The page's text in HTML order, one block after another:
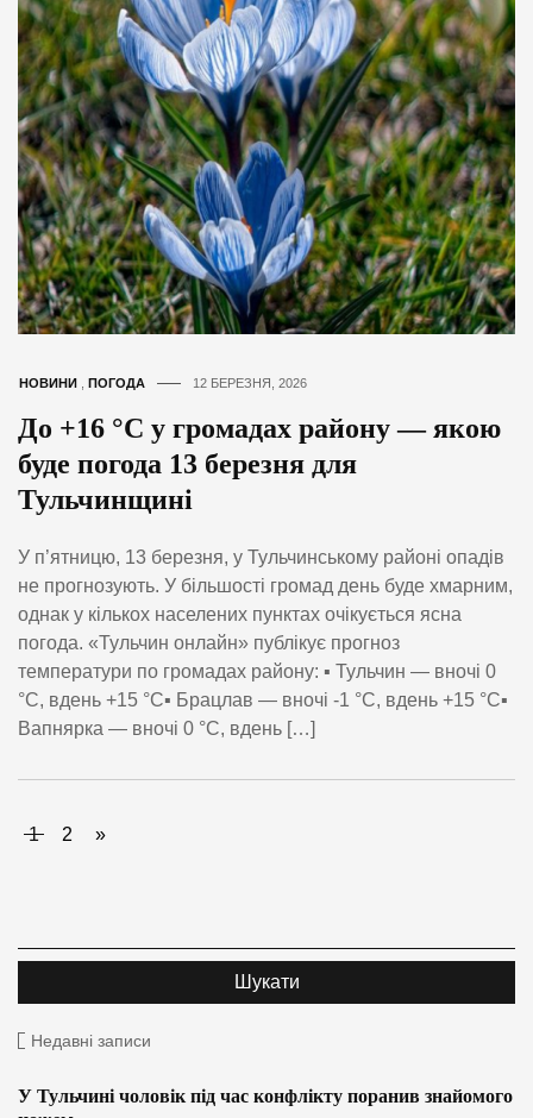
НОВИНИ ПОГОДА 12 БЕРЕЗНЯ, 2026
До +16 °С у громадах району — якою
буде погода 13 березня для
Тульчинщині
У п’ятницю, 13 березня, у Тульчинському районі опадів
не прогнозують. У більшості громад день буде хмарним,
однак у кількох населених пунктах очікується ясна
погода. «Тульчин онлайн» публікує прогноз
температури по громадах району: ▪️ Тульчин — вночі 0
°С, вдень +15 °С▪️ Брацлав — вночі -1 °С, вдень +15 °С▪️
Вапнярка — вночі 0 °С, вдень […]
1 2 »
Недавні записи
У Тульчині чоловік під час конфлікту поранив знайомого